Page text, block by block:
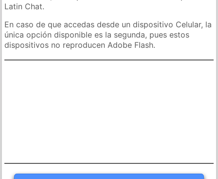
Latin Chat.
En caso de que accedas desde un dispositivo Celular, la
única opción disponible es la segunda, pues estos
dispositivos no reproducen Adobe Flash.